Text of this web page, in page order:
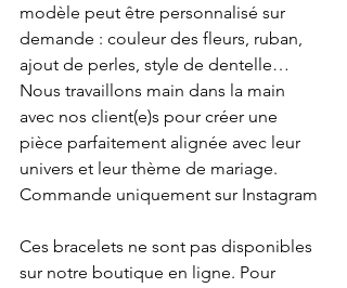
modèle peut être personnalisé sur
demande : couleur des fleurs, ruban,
ajout de perles, style de dentelle…
Nous travaillons main dans la main
avec nos client(e)s pour créer une
pièce parfaitement alignée avec leur
univers et leur thème de mariage.
Commande uniquement sur Instagram
Ces bracelets ne sont pas disponibles
sur notre boutique en ligne. Pour